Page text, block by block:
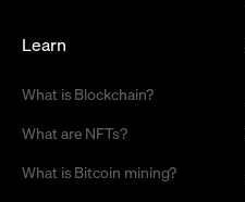
Learn
What is Blockchain?
What are NFTs?
What is Bitcoin mining?